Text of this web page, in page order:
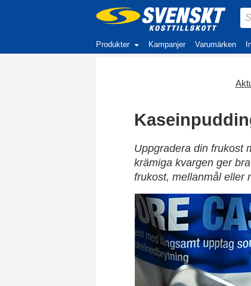
Produkter Kampanjer Varumärken
Uppgradera din frukost
krämiga kvargen ger
frukost, mellanmål eller